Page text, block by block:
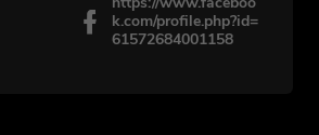
k.com/profile.php?id=
61572684001158